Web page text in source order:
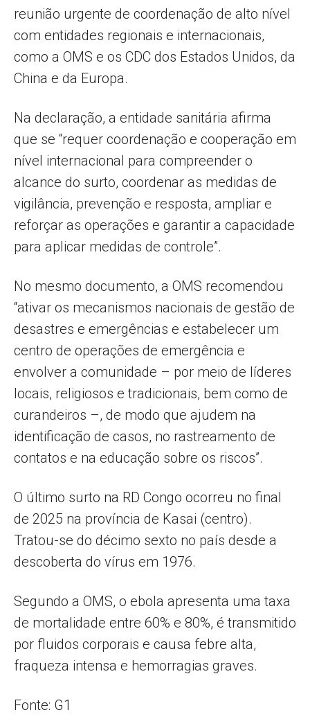
reunião urgente de coordenação de alto nível
com entidades regionais e internacionais,
como a OMS e os CDC dos Estados Unidos, da
China e da Europa.
Na declaração, a entidade sanitária afirma
que se “requer coordenação e cooperação em
nível internacional para compreender o
alcance do surto, coordenar as medidas de
vigilância, prevenção e resposta, ampliar e
reforçar as operações e garantir a capacidade
para aplicar medidas de controle”.
No mesmo documento, a OMS recomendou
“ativar os mecanismos nacionais de gestão de
desastres e emergências e estabelecer um
centro de operações de emergência e
envolver a comunidade – por meio de líderes
locais, religiosos e tradicionais, bem como de
curandeiros –, de modo que ajudem na
identificação de casos, no rastreamento de
contatos e na educação sobre os riscos”.
O último surto na RD Congo ocorreu no final
de 2025 na província de Kasai (centro).
Tratou-se do décimo sexto no país desde a
descoberta do vírus em 1976.
Segundo a OMS, o ebola apresenta uma taxa
de mortalidade entre 60% e 80%, é transmitido
por fluidos corporais e causa febre alta,
fraqueza intensa e hemorragias graves.
Fonte: G1